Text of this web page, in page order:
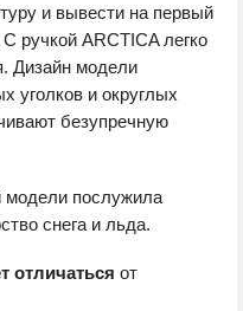
и вывести на первый
ручкой ARCTICA легко
Дизайн модели
уголков и округлых
безупречную
модели послужила
снега и льда.
отличаться от